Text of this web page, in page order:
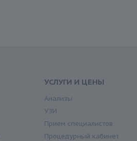
УСЛУГИ И ЦЕНЫ
Анализы
УЗИ
Прием специалистов
Процедурный кабинет